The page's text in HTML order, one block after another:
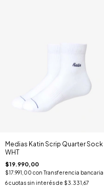
Medias Katin Scrip Quarter Sock
WHT
$19.990,00
$17.991,00 con Transferencia bancaria
6cuotas sin interés de $3.331,67